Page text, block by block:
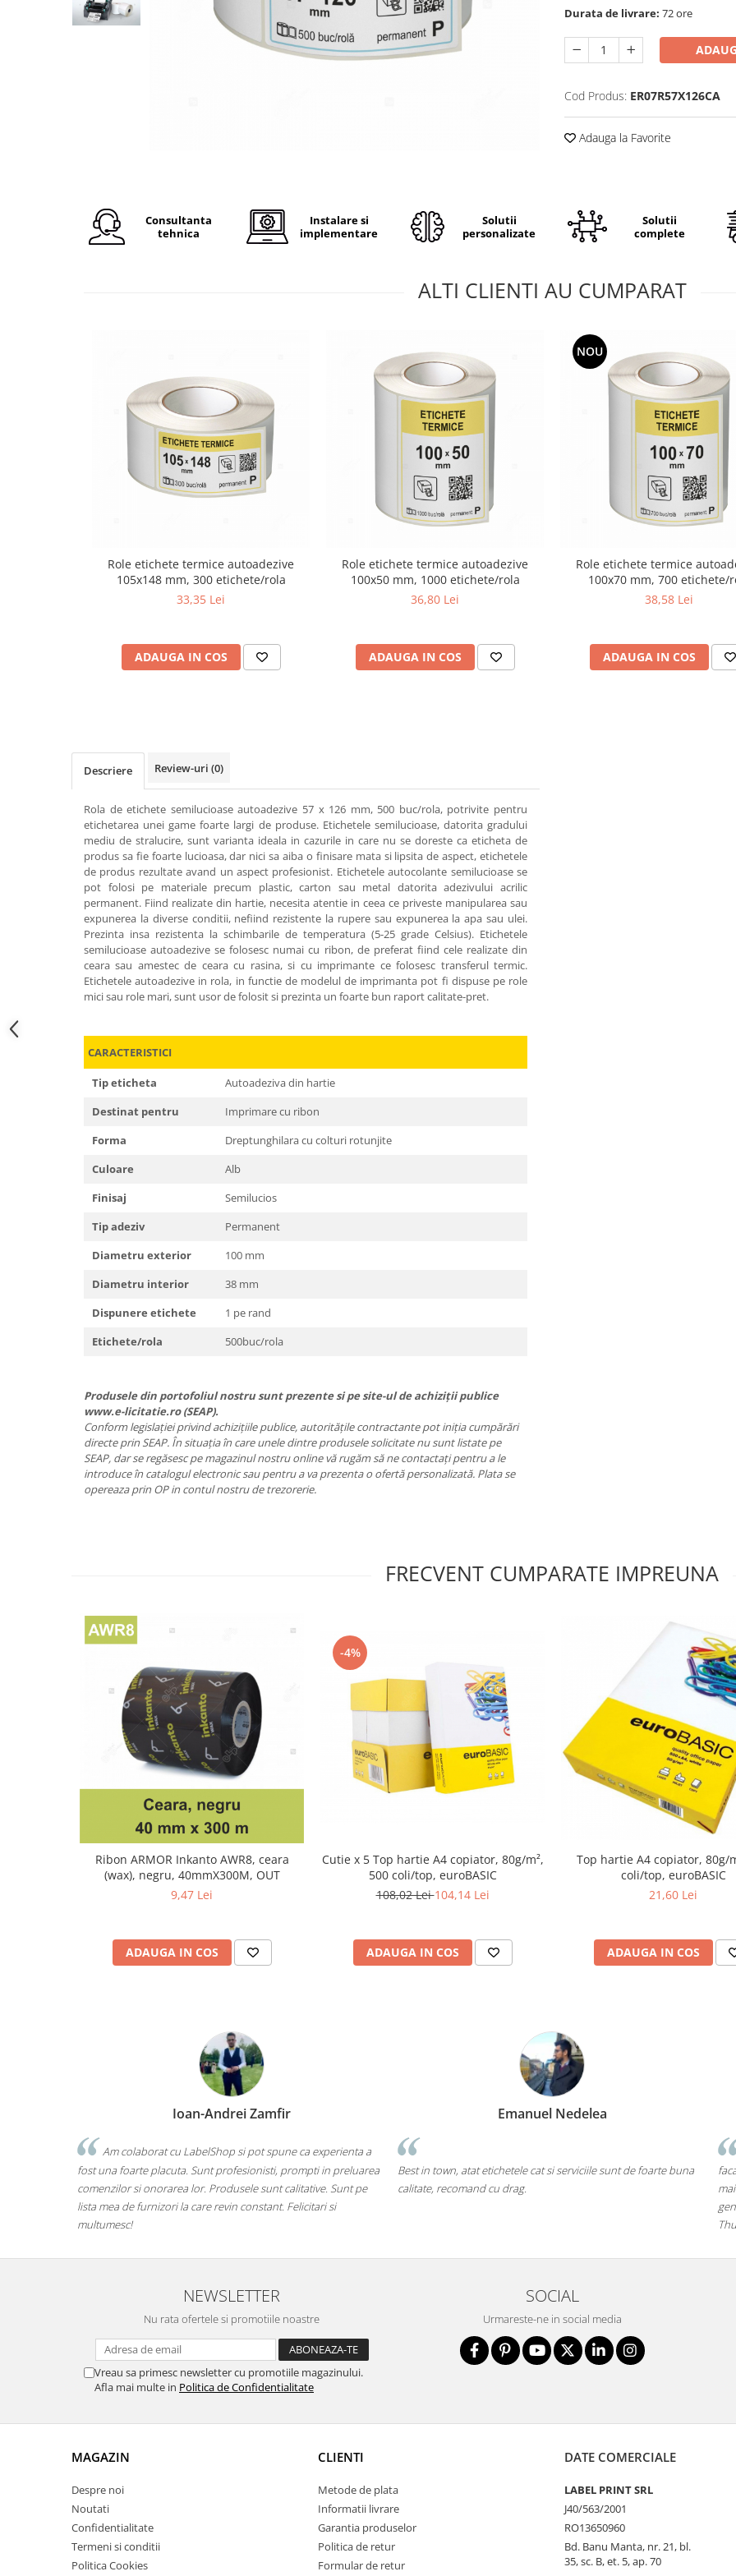
Plicuri de carton
Plicuri cu bule
Separatoare carton si coltare
Durata de livrare: 72 ore
Cod Produs: ER07R57X126CA
Adauga la Favorite
Consultanta
tehnica
Instalare si
implementare
Solutii
personalizate
Solutii
complete
ALTI CLIENTI AU CUMPARAT
Role etichete termice autoadezive
105x148 mm, 300 etichete/rola
33,35 Lei
ADAUGA IN COS
Role etichete termice autoadezive
100x50 mm, 1000 etichete/rola
36,80 Lei
ADAUGA IN COS
NOU
Role etichete termice
100x70 mm, 700 etichete/
38,58 Lei
ADAUGA IN COS
Descriere Review-uri (0)
Rola de etichete semilucioase autoadezive 57 x 126 mm, 500 buc/rola, potrivite pentru
etichetarea unei game foarte largi de produse. Etichetele semilucioase, datorita gradului
mediu de stralucire, sunt varianta ideala in cazurile in care nu se doreste ca eticheta de
produs sa fie foarte lucioasa, dar nici sa aiba o finisare mata si lipsita de aspect, etichetele
de produs rezultate avand un aspect profesionist. Etichetele autocolante semilucioase se
pot folosi pe materiale precum plastic, carton sau metal datorita adezivului acrilic
permanent. Fiind realizate din hartie, necesita atentie in ceea ce priveste manipularea sau
expunerea la diverse conditii, nefiind rezistente la rupere sau expunerea la apa sau ulei.
Prezinta insa rezistenta la schimbarile de temperatura (5-25 grade Celsius). Etichetele
semilucioase autoadezive se folosesc numai cu ribon, de preferat fiind cele realizate din
ceara sau amestec de ceara cu rasina, si cu imprimante ce folosesc transferul termic.
Etichetele autoadezive in rola, in functie de modelul de imprimanta pot fi dispuse pe role
mici sau role mari, sunt usor de folosit si prezinta un foarte bun raport calitate-pret.
CARACTERISTICI
Tip eticheta
Autoadeziva din hartie
Destinat pentru
Imprimare cu ribon
Forma
Dreptunghilara cu colturi rotunjite
Culoare
Alb
Finisaj
Semilucios
Tip adeziv
Permanent
Diametru exterior
100 mm
Diametru interior
38 mm
Dispunere etichete
1 pe rand
Etichete/rola
500buc/rola
Produsele din portofoliul nostru sunt prezente si pe site-ul de achiziții publice
www.e-licitatie.ro (SEAP).
Conform legislației privind achizițiile publice, autoritățile contractante pot iniția cumpărări
directe prin SEAP. În situația în care unele dintre produsele solicitate nu sunt listate pe
SEAP, dar se regăsesc pe magazinul nostru online vă rugăm să ne contactați pentru a le
introduce în catalogul electronic sau pentru a va prezenta o ofertă personalizată. Plata se
opereaza prin OP in contul nostru de trezorerie.
FRECVENT CUMPARATE IMPREUNA
Ribon ARMOR Inkanto AWR8, ceara
(wax), negru, 40mmX300M, OUT
9,47 Lei
ADAUGA IN COS
-4%
Cutie x 5 Top hartie A4 copiator, 80g/m²,
500 coli/top, euroBASIC
108,02 Lei104,14 Lei
ADAUGA IN COS
Top hartie A4 copiator, 80g/
coli/top, euroBASIC
21,60 Lei
ADAUGA IN COS
Ioan-Andrei Zamfir
Am colaborat cu LabelShop si pot spune ca experienta a
fost una foarte placuta. Sunt profesionisti, prompti in preluarea
comenzilor si onorarea lor. Produsele sunt calitative. Sunt pe
lista mea de furnizori la care revin constant. Felicitari si
multumesc!
Emanuel Nedelea
Best in town, atat etichetele cat si serviciile sunt de foarte buna
calitate, recomand cu drag.
NEWSLETTER
Nu rata ofertele si promotiile noastre
Vreau sa primesc newsletter cu promotiile magazinului.
Afla mai multe in Politica de Confidentialitate
SOCIAL
Urmareste-ne in social media
MAGAZIN
Despre noi
Noutati
Confidentialitate
Termeni si conditii
Politica Cookies
CLIENTI
Metode de plata
Informatii livrare
Garantia produselor
Politica de retur
Formular de retur
DATE COMERCIALE
LABEL PRINT SRL
J40/563/2001
RO13650960
Bd. Banu Manta, nr. 21, bl.
35, sc. B, et. 5, ap. 70